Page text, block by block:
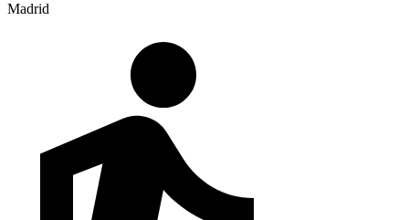
Madrid